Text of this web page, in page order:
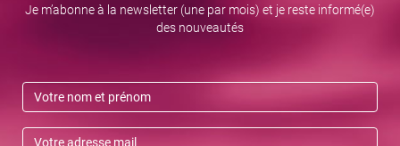
Je m’abonne à la newsletter (une par mois) et je reste informé(e)
des nouveautés